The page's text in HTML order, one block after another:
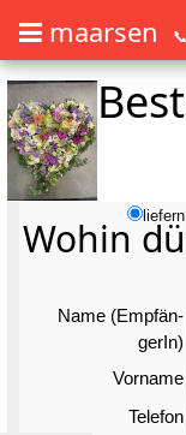
Barrierefrei Blumen
maarsen
Barrierefrei Blumen
Wohin
Name (Emp­fän­
gerIn)
Vorname
Telefon
liefern